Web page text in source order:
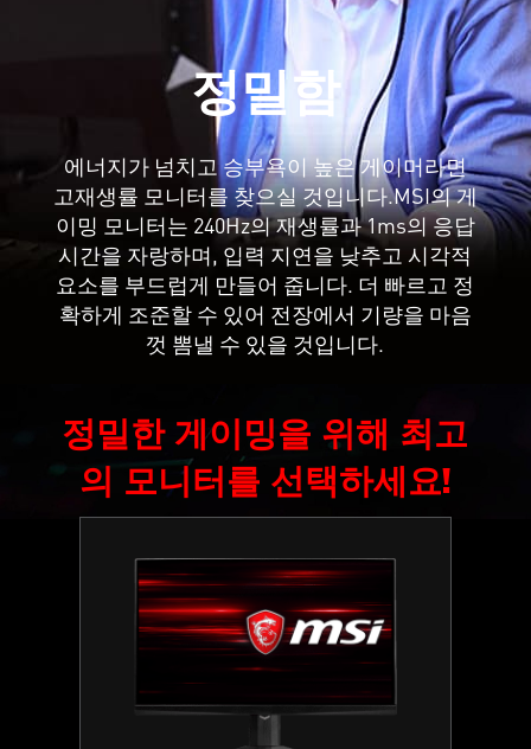
정밀함
에너지가 넘치고 승부욕이 높은 게이머라면
고재생률 모니터를 찾으실 것입니다.MSI의 게
이밍 모니터는 240Hz의 재생률과 1ms의 응답
시간을 자랑하며, 입력 지연을 낮추고 시각적
요소를 부드럽게 만들어 줍니다. 더 빠르고 정
확하게 조준할 수 있어 전장에서 기량을 마음
껏 뽐낼 수 있을 것입니다.
정밀한 게이밍을 위해 최고
의 모니터를 선택하세요!